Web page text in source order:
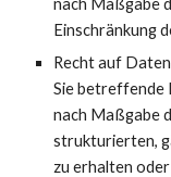
nach Maßgabe
Einschränkung
Recht auf
Sie betreffende
nach Maßgabe
strukturierten,
zu erhalten